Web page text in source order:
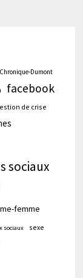
Chronique-Dumont
facebook
de crise
sociaux
femme
sociaux sexe